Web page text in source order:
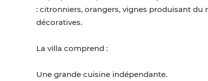
: citronniers, orangers, vignes produisant du
décoratives.
La villa comprend :
Une grande cuisine indépendante.